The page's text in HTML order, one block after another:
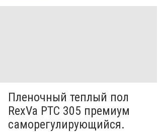
Пленочный теплый пол
RexVa PTC 305 премиум
саморегулирующийся.